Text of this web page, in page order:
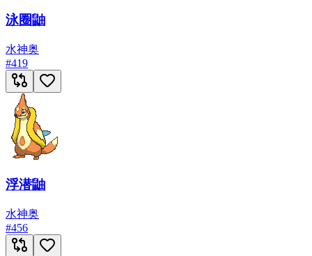
泳圈鼬
水神奥
#419
浮潜鼬
水神奥
#456